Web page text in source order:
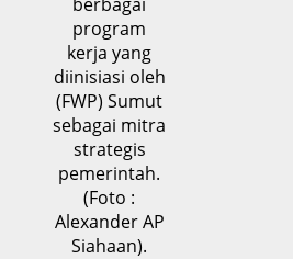
program
kerja yang
diinisiasi oleh
(FWP) Sumut
sebagai mitra
strategis
pemerintah.
(Foto :
Alexander AP
Siahaan).